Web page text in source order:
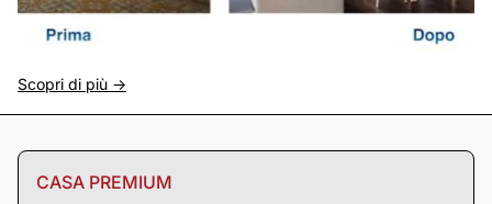
Scopri di più ->
CASA PREMIUM